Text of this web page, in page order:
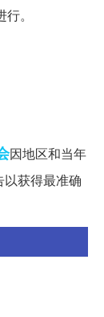
。
因地区和当年
获得最准确